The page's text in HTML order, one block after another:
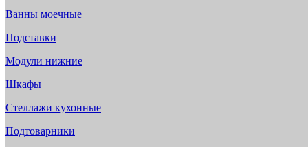
Ванны моечные
Подставки
Модули нижние
Шкафы
Стеллажи кухонные
Подтоварники